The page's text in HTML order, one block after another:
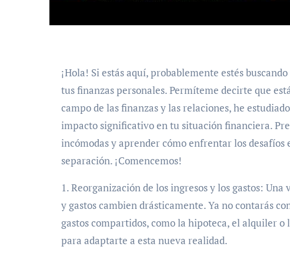
¡Hola! Si estás aquí, probablemente estés
tus finanzas personales. Permíteme decirte que
campo de las finanzas y las relaciones, he
impacto significativo en tu situación financiera.
incómodas y aprender cómo enfrentar los
separación. ¡Comencemos!
1. Reorganización de los ingresos y los gastos:
y gastos cambien drásticamente. Ya no contarás
gastos compartidos, como la hipoteca, el alquiler
para adaptarte a esta nueva realidad.